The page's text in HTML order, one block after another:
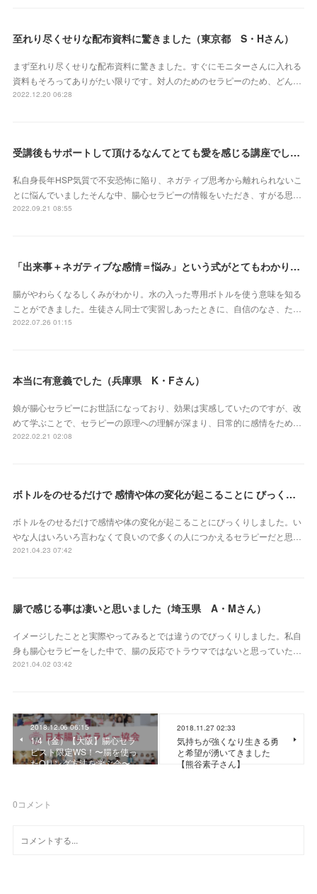
至れり尽くせりな配布資料に驚きました（東京都 S・Hさん）
まず至れり尽くせりな配布資料に驚きました。すぐにモニターさんに入れる
資料もそろってありがたい限りです。対人のためのセラピーのため、どん…
2022.12.20 06:28
受講後もサポートして頂けるなんてとても愛を感じる講座でした（北海道 原田いずみさん）
私自身長年HSP気質で不安恐怖に陥り、ネガティブ思考から離れられないこ
とに悩んでいましたそんな中、腸心セラピーの情報をいただき、すがる思…
2022.09.21 08:55
「出来事＋ネガティブな感情＝悩み」という式がとてもわかりやすかったです（埼玉県 S・Eさん）
腸がやわらくなるしくみがわかり。水の入った専用ボトルを使う意味を知る
ことができました。生徒さん同士で実習しあったときに、自信のなさ、た…
2022.07.26 01:15
本当に有意義でした（兵庫県 K・Fさん）
娘が腸心セラピーにお世話になっており、効果は実感していたのですが、改
めて学ぶことで、セラピーの原理への理解が深まり、日常的に感情をため…
2022.02.21 02:08
ボトルをのせるだけで 感情や体の変化が起こることに びっくりしました（三重県 S・Yさん）
ボトルをのせるだけで感情や体の変化が起こることにびっくりしました。い
やな人はいろいろ言わなくて良いので多くの人につかえるセラピーだと思…
2021.04.23 07:42
腸で感じる事は凄いと思いました（埼玉県 A・Mさん）
イメージしたことと実際やってみるとでは違うのでびっくりしました。私自
身も腸心セラピーをした中で、腸の反応でトラウマではないと思っていた…
2021.04.02 03:42
2018.12.06 06:15
1/4（金）【大阪】腸心セラ
ピスト限定WS！〜腸を使っ
たOリング方法を学ぶ会〜
2018.11.27 02:33
気持ちが強くなり生きる勇
と希望が湧いてきました
【熊谷素子さん】
0コメント